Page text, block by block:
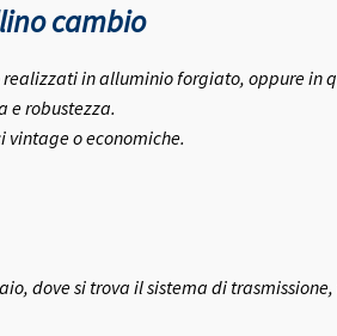
cambio
in alluminio forgiato, oppure in
e robustezza.
vintage o economiche.
dove si trova il sistema di